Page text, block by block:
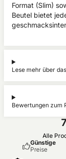
Format (Slim)
Beutel bietet
Lese mehr über
Bewertungen zum
Alle
Günstige
Preise